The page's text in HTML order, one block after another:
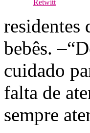
Retwitt
residentes
bebês.
cuidado
falta de
sempre